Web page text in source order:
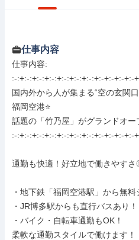
仕事内容
仕事内容:
:-:+:-:+:-:+:-:+:-:+:-:+:-:+:-+:-+:-+:-
国内外から人が集まる“空の玄関口
福岡空港⭐️
話題の「竹乃屋」がグランドオー
:-:+:-:+:-:+:-:+:-:+:-:+:-:+:-+:-+:-+:-
通勤も快適！好立地で働きやす
・地下鉄「福岡空港駅」から無
・JR博多駅からも直行バスあり！
・バイク・自転車通勤もOK！
柔軟な通勤スタイルで働けます！